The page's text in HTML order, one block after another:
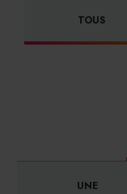
TOUS
UNE